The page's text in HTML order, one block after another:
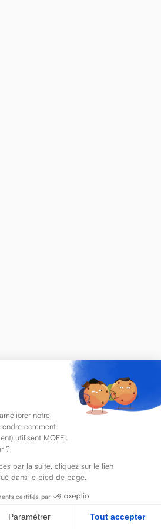
notre
comment
utilisent MOFFI.
?
par la suite, cliquez sur le lien
dans le pied de page.
certifiés par
Paramétrer Tout accepter